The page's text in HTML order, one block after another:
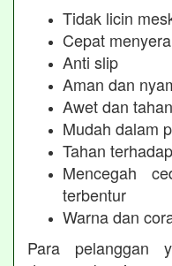
Tidak licin
Cepat
Anti slip
Aman dan
Awet dan
Mudah dalam
Tahan
Mencegah
terbentur
Warna dan
Para pelanggan